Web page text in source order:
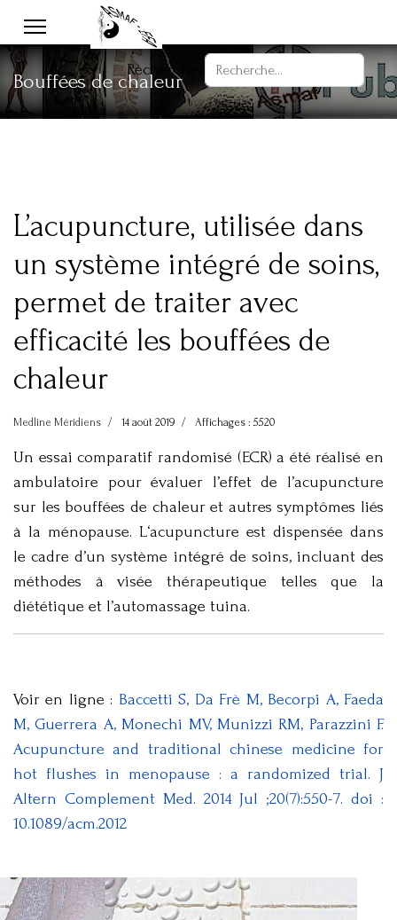
Rechercher
Bouffées de chaleur
L’acupuncture, utilisée dans
un système intégré de soins,
permet de traiter avec
efficacité les bouffées de
chaleur
Medline Méridiens 14 août 2019 Affichages : 5520
Un essai comparatif randomisé (ECR) a été réalisé en
ambulatoire pour évaluer l’effet de l’acupuncture
sur les bouffées de chaleur et autres symptômes liés
à la ménopause. L‘acupuncture est dispensée dans
le cadre d’un système intégré de soins, incluant des
méthodes à visée thérapeutique telles que la
diététique et l’automassage tuina.
Voir en ligne : Baccetti S, Da Frè M, Becorpi A, Faeda
M, Guerrera A, Monechi MV, Munizzi RM, Parazzini F.
Acupuncture and traditional chinese medicine for
hot flushes in menopause : a randomized trial. J
Altern Complement Med. 2014 Jul ;20(7):550-7. doi :
10.1089/acm.2012